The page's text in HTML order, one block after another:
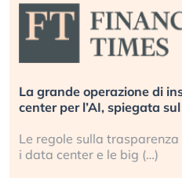
La grande operazione di
center per l’AI, spiegata
Le regole sulla
i data center e le big (…)